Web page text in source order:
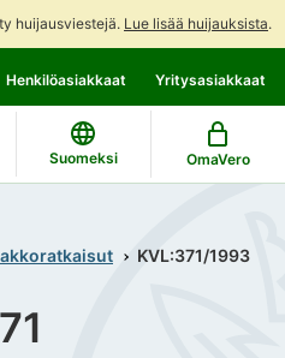
huijausviestejä. Lue lisää huijauksista.
suoraan
sisältöön
koko
sivuston
hakuun
Henkilöasiakkaat Yritysasiakkaat
Suomeksi OmaVero
KVL:371/1993